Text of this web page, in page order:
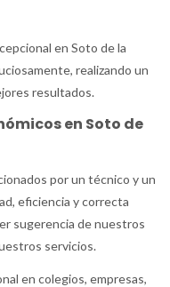
en Soto de la
realizando un
resultados.
en Soto de
por un técnico y un
eficiencia y correcta
sugerencia de nuestros
servicios.
en colegios, empresas,